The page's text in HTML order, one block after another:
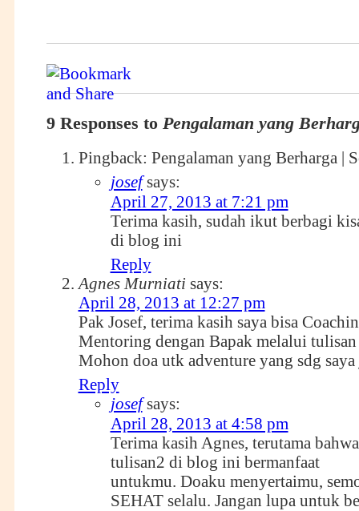
9 Responses to Pengalaman yang
Pingback: Pengalaman yang Berharga |
josef says:
April 27, 2013 at 7:21 pm
Terima kasih, sudah ikut berbagi
di blog ini
Reply
Agnes Murniati says:
April 28, 2013 at 12:27 pm
Pak Josef, terima kasih saya bisa
Mentoring dengan Bapak melalui
Mohon doa utk adventure yang sdg
Reply
josef says:
April 28, 2013 at 4:58 pm
Terima kasih Agnes, terutama bahwa
tulisan2 di blog ini bermanfaat
untukmu. Doaku menyertaimu,
SEHAT selalu. Jangan lupa untuk